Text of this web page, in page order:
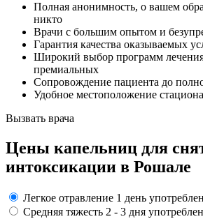
Полная анонимность, о вашем
никто
Врачи с большим опытом и
Гарантия качества оказываемых
Широкий выбор программ
премиальных
Сопровождение пациента до
Удобное местоположение
Вызвать врача
Цены капельниц для
интоксикации в Рошале
Легкое отравление 1 день
Средняя тяжесть 2 - 3 дня